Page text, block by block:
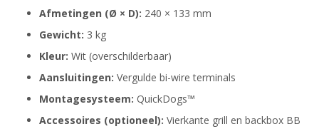
Afmetingen (Ø × D): 240 × 133 mm
Gewicht: 3 kg
Kleur: Wit (overschilderbaar)
Aansluitingen: Vergulde bi-wire terminals
Montagesysteem: QuickDogs™
Accessoires (optioneel): Vierkante grill en backbox BB